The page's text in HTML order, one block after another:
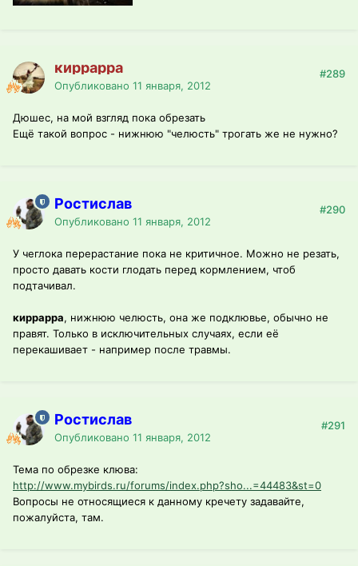
киррарра
Опубликовано 11 января, 2012
#289
Дюшес, на мой взгляд пока обрезать
Ещё такой вопрос - нижнюю "челюсть" трогать же не нужно?
Ростислав
Опубликовано 11 января, 2012
#290
У чеглока перерастание пока не критичное. Можно не резать,
просто давать кости глодать перед кормлением, чтоб
подтачивал.
киррарра, нижнюю челюсть, она же подклювье, обычно не
правят. Только в исключительных случаях, если её
перекашивает - например после травмы.
Ростислав
Опубликовано 11 января, 2012
#291
Тема по обрезке клюва:
http://www.mybirds.ru/forums/index.php?sho...=44483&st=0
Вопросы не относящиеся к данному кречету задавайте,
пожалуйста, там.